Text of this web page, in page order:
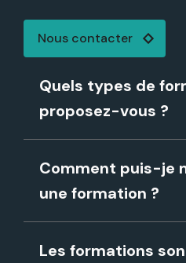
Nous contacter
Quels types de
proposez-vous ?
Comment puis-je
une formation ?
Les formations